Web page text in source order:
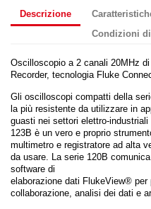
Descrizione
Condizioni
Oscilloscopio a 2 canali 20MHz
Recorder, tecnologia Fluke
Gli oscilloscopi compatti della
la più resistente da utilizzare in
guasti nei settori elettro-
123B è un vero e proprio
multimetro e registratore ad alta
da usare. La serie 120B
software di
elaborazione dati FlukeView® per
collaborazione, analisi dei dati e